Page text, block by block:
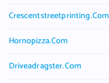
Crescentstreetprinting.com
Hornopizza.com
Driveadragster.com